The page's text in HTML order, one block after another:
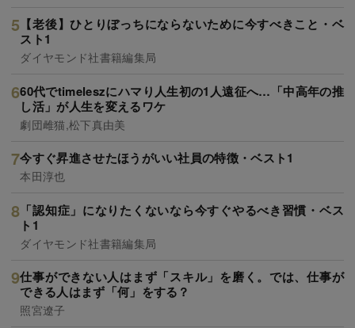
【老後】ひとりぼっちにならないために今すべきこと・ベ
スト1
ダイヤモンド社書籍編集局
60代でtimeleszにハマり人生初の1人遠征へ…「中高年の推
し活」が人生を変えるワケ
劇団雌猫,松下真由美
今すぐ昇進させたほうがいい社員の特徴・ベスト1
本田淳也
「認知症」になりたくないなら今すぐやるべき習慣・ベス
ト1
ダイヤモンド社書籍編集局
仕事ができない人はまず「スキル」を磨く。では、仕事が
できる人はまず「何」をする？
照宮遼子